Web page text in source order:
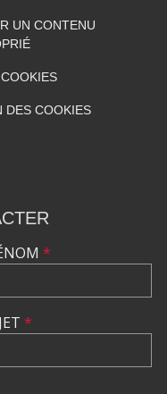
UN CONTENU
DES COOKIES
*
*